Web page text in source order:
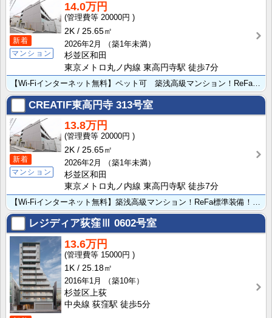
新着
マンション
14.0万円
20000円
2K
25.65㎡
2026年2月
（築1年未満）
杉並区和田
東京メトロ丸ノ内線 東高円寺駅 徒歩7分
CREATIF東高円寺 313号室
新着
マンション
13.8万円
20000円
2K
25.65㎡
2026年2月
（築1年未満）
杉並区和田
東京メトロ丸ノ内線 東高円寺駅 徒歩7分
レジディア荻窪Ⅲ 0602号室
13.6万円
15000円
1K
25.18㎡
2016年1月
（築10年）
杉並区上荻
中央線 荻窪駅 徒歩5分